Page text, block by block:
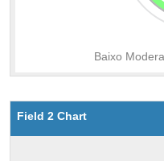
Field 2 Chart